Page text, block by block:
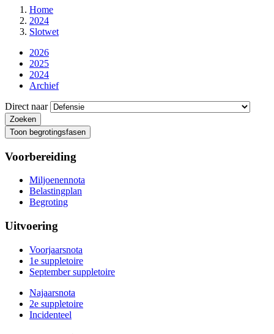
Home
2024
Slotwet
2026
2025
2024
Archief
Direct naar
Toon begrotingsfasen
Voorbereiding
Miljoenennota
Belastingplan
Begroting
Uitvoering
Voorjaarsnota
1e suppletoire
September suppletoire
Najaarsnota
2e suppletoire
Incidenteel